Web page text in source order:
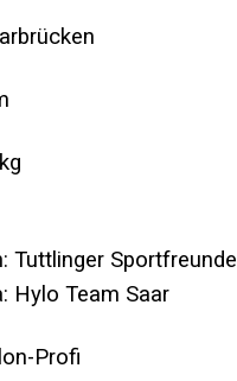
Tuttlinger Sportfreunde
Hylo Team Saar
Profi